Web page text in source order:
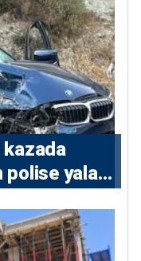
kazada
polise yalan